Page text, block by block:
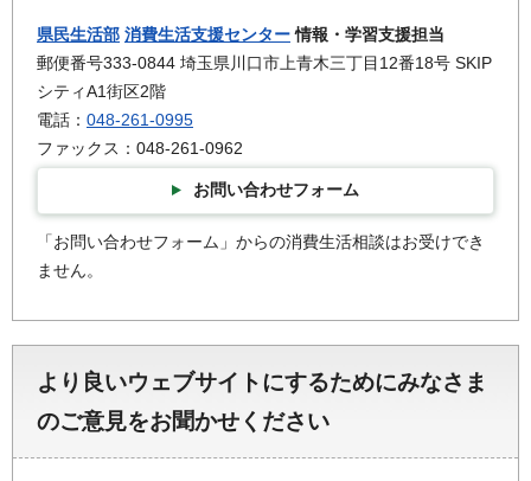
県民生活部 消費生活支援センター情報・学習支援担当
郵便番号333-0844 埼玉県川口市上青木三丁目12番18号 SKIP
シティA1街区2階
電話： 048-261-0995
ファックス：048-261-0962
お問い合わせフォーム
「お問い合わせフォーム」からの消費生活相談はお受けでき
ません。
より良いウェブサイトにするためにみなさま
のご意見をお聞かせください